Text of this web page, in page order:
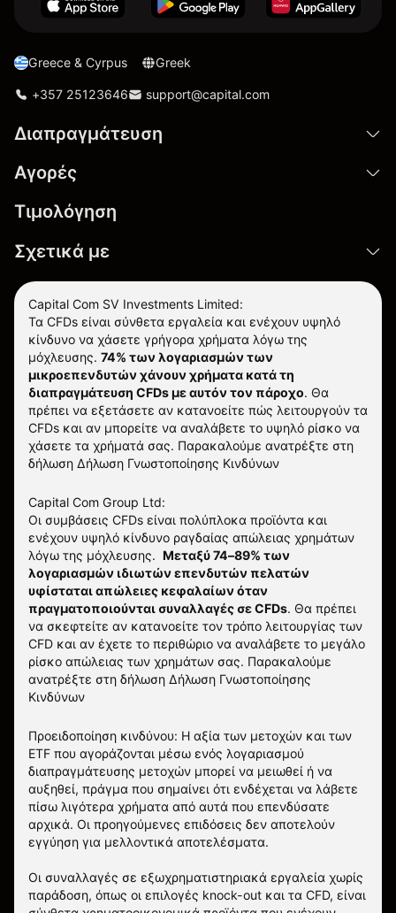
Greece & Cyrpus Greek
+357 25123646 support@capital.com
Διαπραγμάτευση
Αγορές
Τιμολόγηση
Σχετικά με
Capital Com SV Investments Limited:
Τα CFDs είναι σύνθετα εργαλεία και ενέχουν υψηλό
κίνδυνο να χάσετε γρήγορα χρήματα λόγω της
μόχλευσης. 74% των λογαριασμών των
μικροεπενδυτών χάνουν χρήματα κατά τη
διαπραγμάτευση CFDs με αυτόν τον πάροχο. Θα
πρέπει να εξετάσετε αν κατανοείτε πώς λειτουργούν τα
CFDs και αν μπορείτε να αναλάβετε το υψηλό ρίσκο να
χάσετε τα χρήματά σας. Παρακαλούμε ανατρέξτε στη
δήλωση Δήλωση Γνωστοποίησης Κινδύνων
Capital Com Group Ltd:
Οι συμβάσεις CFDs είναι πολύπλοκα προϊόντα και
ενέχουν υψηλό κίνδυνο ραγδαίας απώλειας χρημάτων
λόγω της μόχλευσης. Μεταξύ 74–89% των
λογαριασμών ιδιωτών επενδυτών πελατών
υφίσταται απώλειες κεφαλαίων όταν
πραγματοποιούνται συναλλαγές σε CFDs. Θα πρέπει
να σκεφτείτε αν κατανοείτε τον τρόπο λειτουργίας των
CFD και αν έχετε το περιθώριο να αναλάβετε το μεγάλο
ρίσκο απώλειας των χρημάτων σας. Παρακαλούμε
ανατρέξτε στη δήλωση Δήλωση Γνωστοποίησης
Κινδύνων
Προειδοποίηση κινδύνου: Η αξία των μετοχών και των
ETF που αγοράζονται μέσω ενός λογαριασμού
διαπραγμάτευσης μετοχών μπορεί να μειωθεί ή να
αυξηθεί, πράγμα που σημαίνει ότι ενδέχεται να λάβετε
πίσω λιγότερα χρήματα από αυτά που επενδύσατε
αρχικά. Οι προηγούμενες επιδόσεις δεν αποτελούν
εγγύηση για μελλοντικά αποτελέσματα.
Οι συναλλαγές σε εξωχρηματιστηριακά εργαλεία χωρίς
παράδοση, όπως οι επιλογές knock-out και τα CFD, είναι